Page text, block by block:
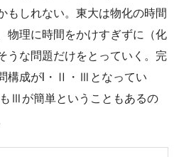
もしれない。東大は物化の時間
物理に時間をかけすぎずに（化
うな問題だけをとっていく。完
構成がI・Ⅱ・Ⅲとなってい
Ⅲが簡単ということもあるの